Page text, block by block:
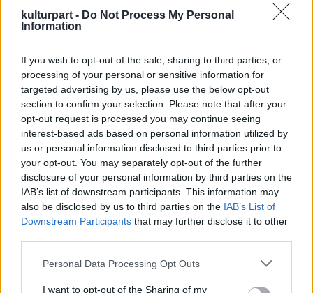
kulturpart - Do Not Process My Personal
Information
If you wish to opt-out of the sale, sharing to third parties, or
processing of your personal or sensitive information for
targeted advertising by us, please use the below opt-out
section to confirm your selection. Please note that after your
opt-out request is processed you may continue seeing
interest-based ads based on personal information utilized by
us or personal information disclosed to third parties prior to
your opt-out. You may separately opt-out of the further
disclosure of your personal information by third parties on the
IAB’s list of downstream participants. This information may
also be disclosed by us to third parties on the IAB’s List of
Downstream Participants that may further disclose it to other
Please note that this website/app uses one or more Google
not limited to your visit or usage behaviour. You may click to
Personal Data Processing Opt Outs
I want to opt-out of the Sharing of my
Feldolgozásra kerülő területek, az előadáson
keresztül megtárgyalható problémakörök: Mi
a színház? És hol a határa? Meddig tart a
valóság és hol kezdődik az álom, a fikció?